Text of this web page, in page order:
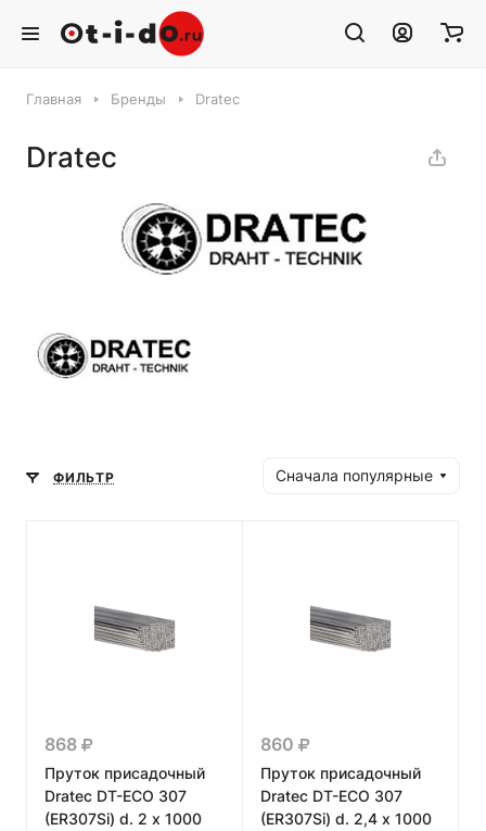
Главная Бренды Dratec
Dratec
ФИЛЬТР Сначала популярные
868
Пруток присадочный
Dratec DT-ECO 307
(ER307Si) d. 2 x 1000
860
Пруток присадочный
Dratec DT-ECO 307
(ER307Si) d. 2,4 x 1000